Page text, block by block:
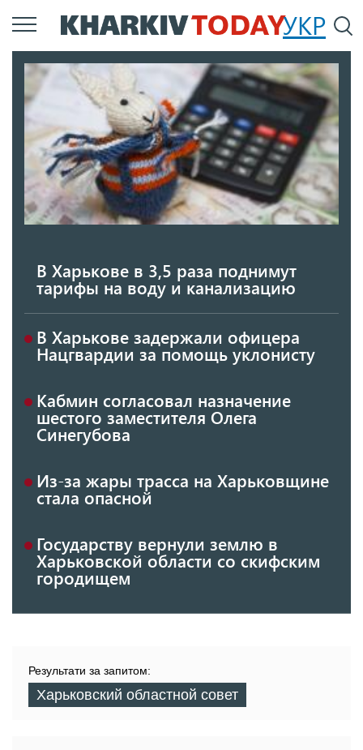
Перейти
к
содержанию
УКР
В Харькове в 3,5 раза поднимут
тарифы на воду и канализацию
В Харькове задержали офицера
Нацгвардии за помощь уклонисту
Кабмин согласовал назначение
шестого заместителя Олега
Синегубова
Из-за жары трасса на Харьковщине
стала опасной
Государству вернули землю в
Харьковской области со скифским
городищем
Результати за запитом:
Харьковский областной совет